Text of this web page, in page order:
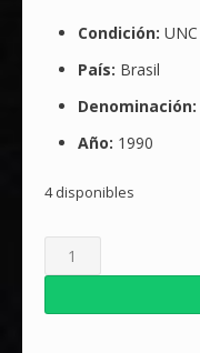
Condición: UNC
País: Brasil
Denominación:
Año: 1990
4 disponibles
Billete
Cruzados